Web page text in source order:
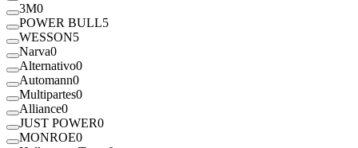
3M0
POWER BULL5
WESSON5
Narva0
Alternativo0
Automann0
Multipartes0
Alliance0
JUST POWER0
MONROE0